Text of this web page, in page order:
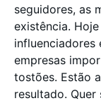
seguidores, as
existência.
influenciadores
empresas
tostões. Estão
resultado.